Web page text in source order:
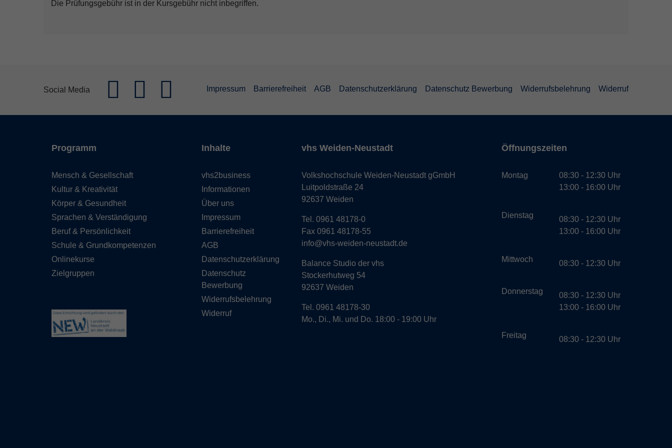
Die Prüfungsgebühr ist in der Kursgebühr nicht inbegriffen.
Social Media Impressum Barrierefreiheit AGB Datenschutzerklärung Datenschutz Bewerbung Widerrufsbelehrung Widerruf
Programm
Mensch & Gesellschaft
Kultur & Kreativität
Körper & Gesundheit
Sprachen & Verständigung
Beruf & Persönlichkeit
Schule & Grundkompetenzen
Onlinekurse
Zielgruppen
Inhalte
vhs2business
Informationen
Über uns
Impressum
Barrierefreiheit
AGB
Datenschutzerklärung
Datenschutz
Bewerbung
Widerrufsbelehrung
Widerruf
vhs Weiden-Neustadt
Volkshochschule Weiden-Neustadt gGmbH
Luitpoldstraße 24
92637 Weiden
Tel. 0961 48178-0
Fax 0961 48178-55
info@vhs-weiden-neustadt.de
Balance Studio der vhs
Stockerhutweg 54
92637 Weiden
Tel. 0961 48178-30
Mo., Di., Mi. und Do. 18:00 - 19:00 Uhr
Öffnungszeiten
Montag
Dienstag
Mittwoch
Donnerstag
Freitag
08:30 - 12:30 Uhr
13:00 - 16:00 Uhr
08:30 - 12:30 Uhr
13:00 - 16:00 Uhr
08:30 - 12:30 Uhr
08:30 - 12:30 Uhr
13:00 - 16:00 Uhr
08:30 - 12:30 Uhr